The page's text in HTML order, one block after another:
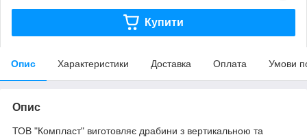
Купити
Опис Характеристики Доставка Оплата Умови
Опис
ТОВ "Компласт" виготовляє драбини з вертикальною та